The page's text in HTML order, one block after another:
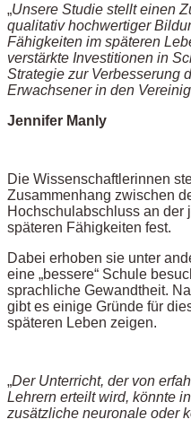
„Unsere Studie stellt einen
qualitativ hochwertiger
Fähigkeiten im späteren
verstärkte Investitionen in
Strategie zur Verbesserung
Erwachsener in den
Jennifer Manly
Die Wissenschaftlerinnen
Zusammenhang zwischen
Hochschulabschluss an
späteren Fähigkeiten fest.
Dabei erhoben sie unter
eine „bessere“ Schule
sprachliche Gewandtheit.
gibt es einige Gründe für
späteren Leben zeigen.
„Der Unterricht, der von
Lehrern erteilt wird, könnte
zusätzliche neuronale oder